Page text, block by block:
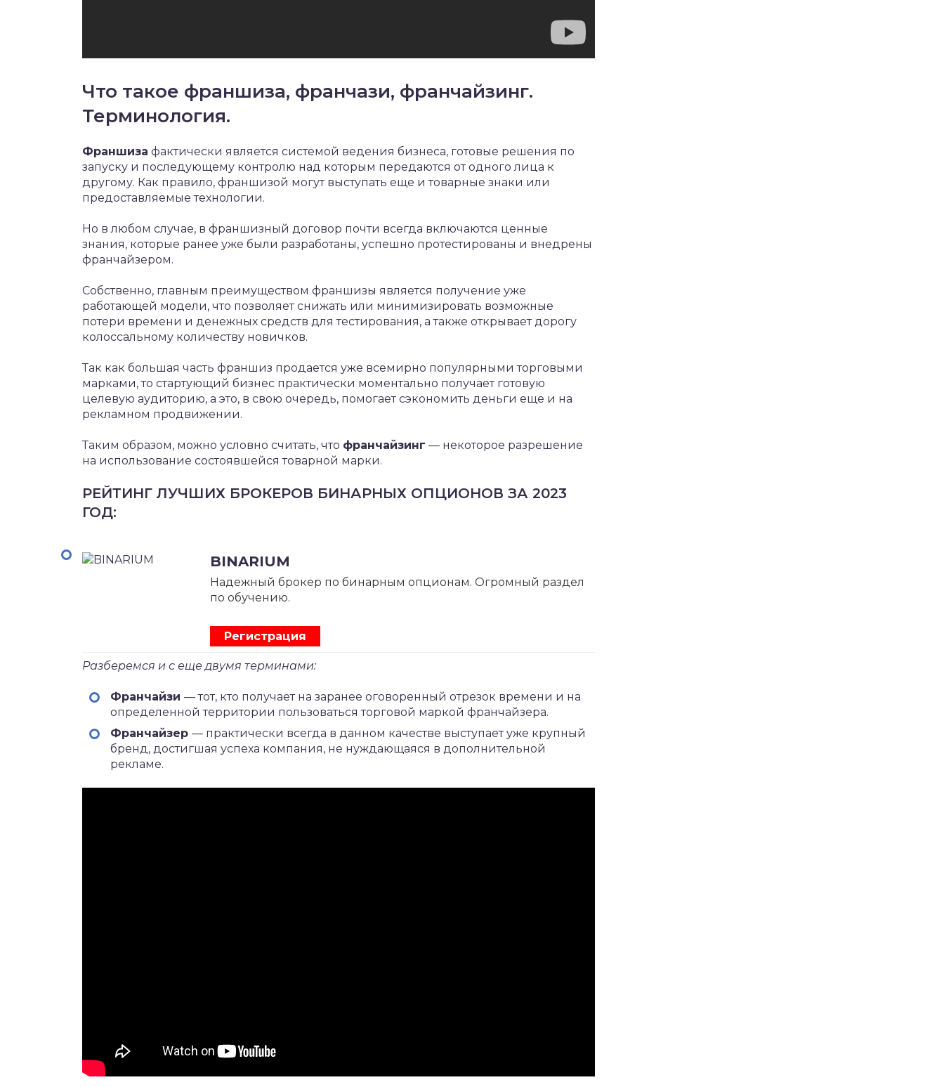
Что такое франшиза, франчази, франчайзинг.
Терминология.
Франшиза фактически является системой ведения бизнеса, готовые решения по
запуску и последующему контролю над которым передаются от одного лица к
другому. Как правило, франшизой могут выступать еще и товарные знаки или
предоставляемые технологии.
Но в любом случае, в франшизный договор почти всегда включаются ценные
знания, которые ранее уже были разработаны, успешно протестированы и внедрены
франчайзером.
Собственно, главным преимуществом франшизы является получение уже
работающей модели, что позволяет снижать или минимизировать возможные
потери времени и денежных средств для тестирования, а также открывает дорогу
колоссальному количеству новичков.
Так как большая часть франшиз продается уже всемирно популярными торговыми
марками, то стартующий бизнес практически моментально получает готовую
целевую аудиторию, а это, в свою очередь, помогает сэкономить деньги еще и на
рекламном продвижении.
Таким образом, можно условно считать, что франчайзинг — некоторое разрешение
на использование состоявшейся товарной марки.
РЕЙТИНГ ЛУЧШИХ БРОКЕРОВ БИНАРНЫХ ОПЦИОНОВ ЗА 2023
ГОД:
BINARIUM
Надежный брокер по бинарным опционам. Огромный раздел
по обучению.
Регистрация
Разберемся и с еще двумя терминами:
Франчайзи — тот, кто получает на заранее оговоренный отрезок времени и на
определенной территории пользоваться торговой маркой франчайзера.
Франчайзер — практически всегда в данном качестве выступает уже крупный
бренд, достигшая успеха компания, не нуждающаяся в дополнительной
рекламе.